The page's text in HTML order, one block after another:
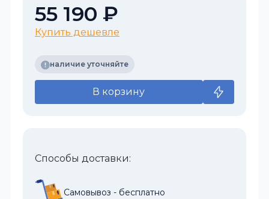
55 190 ₽
Купить дешевле
наличие уточняйте
В корзину
Способы доставки:
Самовывоз - бесплатно